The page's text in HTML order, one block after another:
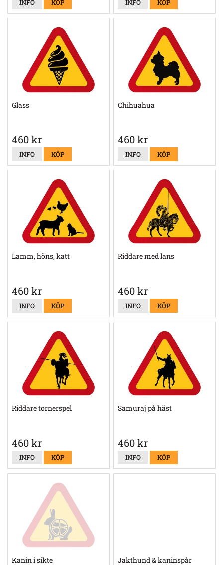
INFO KÖP INFO KÖP
Glass
460 kr
INFO KÖP
Chihuahua
460 kr
INFO KÖP
Lamm, höns, katt
460 kr
INFO KÖP
Riddare med lans
460 kr
INFO KÖP
Riddare tornerspel
460 kr
INFO KÖP
Samuraj på häst
460 kr
INFO KÖP
Kanin i sikte Jakthund & kaninspår